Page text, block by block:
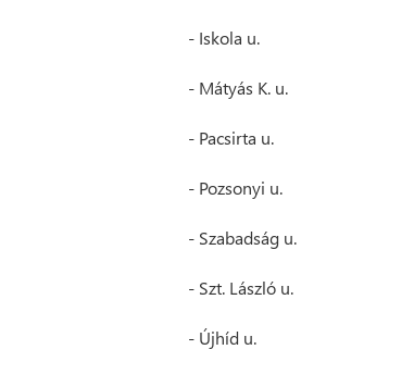
- Iskola u.
- Mátyás K. u.
- Pacsirta u.
- Pozsonyi u.
- Szabadság u.
- Szt. László u.
- Újhíd u.